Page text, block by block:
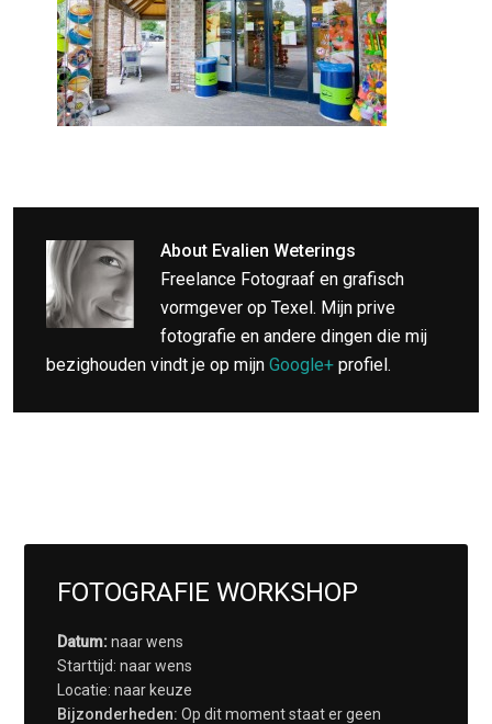
About Evalien Weterings
Freelance Fotograaf en grafisch
vormgever op Texel. Mijn prive
fotografie en andere dingen die mij
bezighouden vindt je op mijnGoogle+ profiel.
FOTOGRAFIE WORKSHOP
Datum:naar wens
Starttijd: naar wens
Locatie: naar keuze
Bijzonderheden: Op dit moment staat er geen